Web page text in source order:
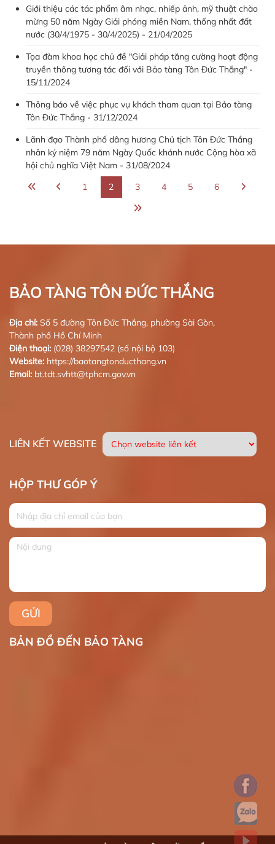
Giới thiệu các tác phẩm âm nhạc, nhiếp ảnh, mỹ thuật chào
mừng 50 năm Ngày Giải phóng miền Nam, thống nhất đất
nước (30/4/1975 - 30/4/2025) - 21/04/2025
Tọa đàm khoa học chủ đề "Giải pháp tăng cường hoạt động
truyền thông tương tác đối với Bảo tàng Tôn Đức Thắng" -
15/11/2024
Thông báo về việc phục vụ khách tham quan tại Bảo tàng
Tôn Đức Thắng - 31/12/2024
Lãnh đạo Thành phố dâng hương Chủ tịch Tôn Đức Thắng
nhân kỷ niệm 79 năm Ngày Quốc khánh nước Cộng hòa xã
hội chủ nghĩa Việt Nam - 31/08/2024
1
2 3 4 5 6
BẢO TÀNG TÔN ĐỨC THẮNG
Địa chỉ: Số 5 đường Tôn Đức Thắng, phường Sài Gòn,
Thành phố Hồ Chí Minh
Điện thoại: (028) 38297542 (số nội bộ 103)
Website: https://baotangtonducthang.vn
Email: bt.tdt.svhtt@tphcm.gov.vn
LIÊN KẾT WEBSITE
HỘP THƯ GÓP Ý
BẢN ĐỒ ĐẾN BẢO TÀNG